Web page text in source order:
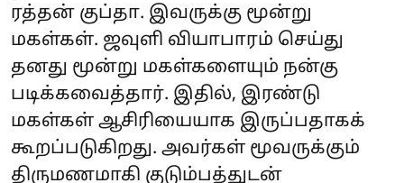
ரத்தன் குப்தா. இவருக்கு மூன்று
மகள்கள். ஜவுளி வியாபாரம் செய்து
தனது மூன்று மகள்களையும் நன்கு
படிக்கவைத்தார். இதில், இரண்டு
மகள்கள் ஆசிரியையாக இருப்பதாகக்
கூறப்படுகிறது. அவர்கள் மூவருக்கும்
திருமணமாகி குடும்பத்துடன்